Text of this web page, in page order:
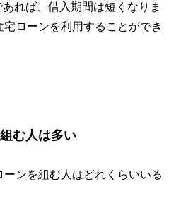
れば、借入期間は短くなりま
ローンを利用することができ
む人は多い
ンを組む人はどれくらいいる